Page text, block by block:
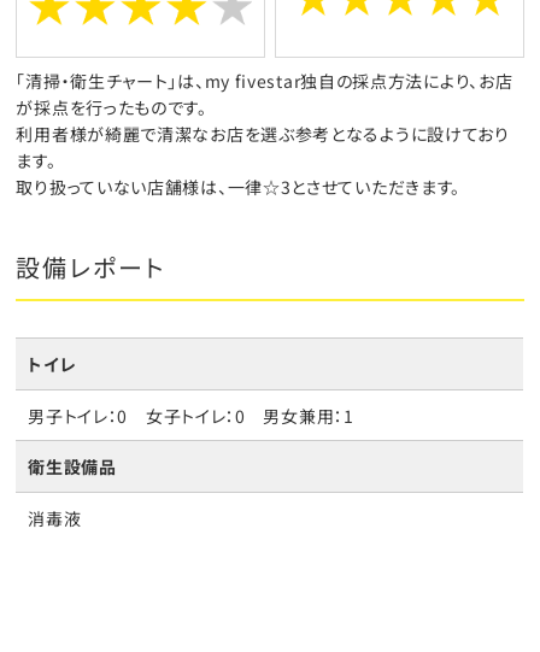
「清掃・衛生チャート」は、my fivestar独自の採点方法により、お店
が採点を行ったものです。
利用者様が綺麗で清潔なお店を選ぶ参考となるように設けており
ます。
取り扱っていない店舗様は、一律☆3とさせていただきます。
設備レポート
トイレ
男子トイレ：0 女子トイレ：0 男女兼用：1
衛生設備品
消毒液